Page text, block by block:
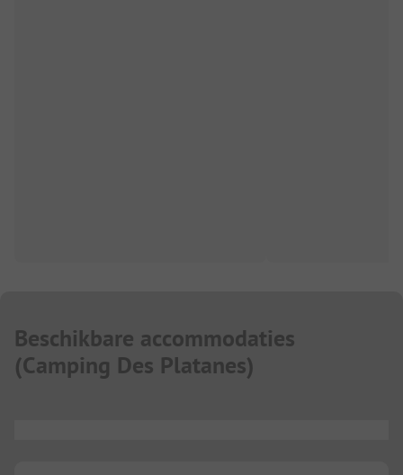
Beschikbare accommodaties
(Camping Des Platanes)